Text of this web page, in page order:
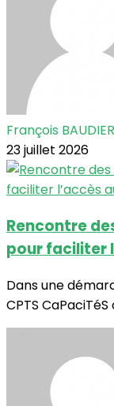
François BAUDIER
23 juillet 2026
Rencontre
pour faciliter
Dans une
CPTS